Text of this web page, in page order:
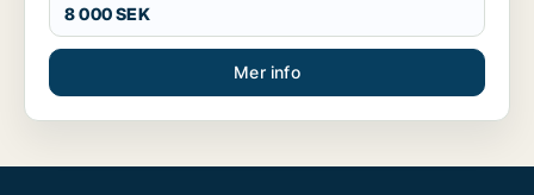
8 000 SEK
Mer info